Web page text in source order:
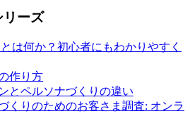
リーズ
は何か？初心者にもわかりやすく
作り方
とペルソナづくりの違い
くりのためのお客さま調査: オンラ